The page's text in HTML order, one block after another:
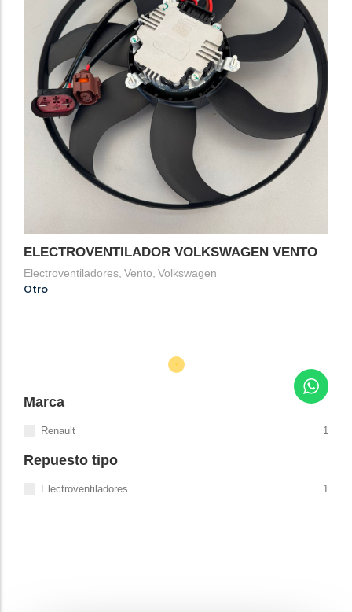
Marca
Renault 1
Repuesto tipo
Electroventiladores 1
ELECTROVENTILADOR VOLKSWAGEN VENTO
Electroventiladores, Vento, Volkswagen
Otro